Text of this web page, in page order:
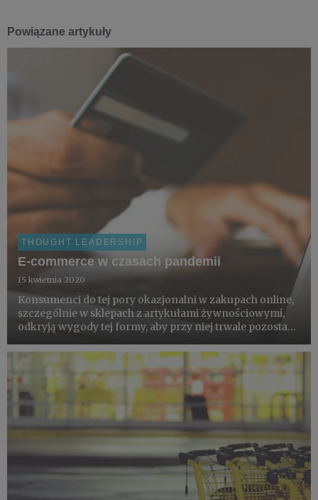
Powiązane artykuły
THOUGHT LEADERSHIP
E-commerce w czasach pandemii
15 kwietnia 2020
Konsumenci do tej pory okazjonalni w zakupach online,
szczególnie w sklepach z artykułami żywnościowymi,
odkryją wygody tej formy, aby przy niej trwale pozostać.
się do dynamicznie rosnącego e-commerce'owego
trendu.